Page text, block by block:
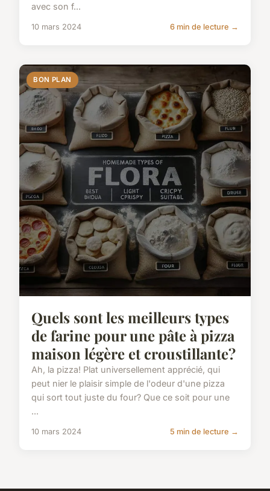
avec son f...
10 mars 2024 6 min de lecture →
BON PLAN
Quels sont les meilleurs types
de farine pour une pâte à pizza
maison légère et croustillante?
Ah, la pizza! Plat universellement apprécié, qui
peut nier le plaisir simple de l'odeur d'une pizza
qui sort tout juste du four? Que ce soit pour une
...
10 mars 2024 5 min de lecture →